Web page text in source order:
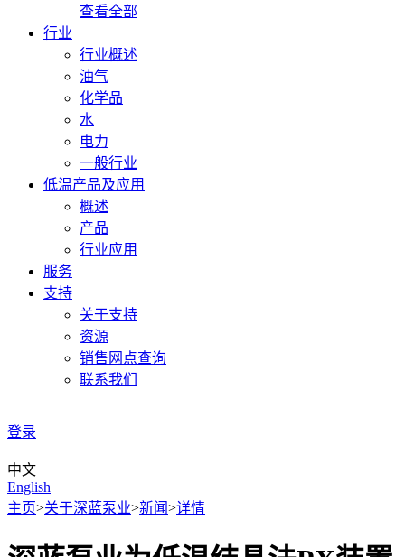
查看全部
行业
行业概述
油气
化学品
水
电力
一般行业
低温产品及应用
概述
产品
行业应用
服务
支持
关于支持
资源
销售网点查询
联系我们
登录
中文
English
主页>关于深蓝泵业>新闻>详情